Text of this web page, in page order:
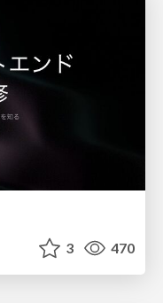
3 470